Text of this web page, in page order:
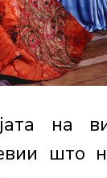
на
што